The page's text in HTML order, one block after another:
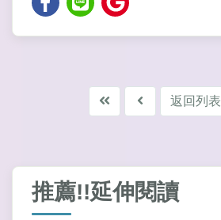
返回列表
推薦!!延伸閱讀